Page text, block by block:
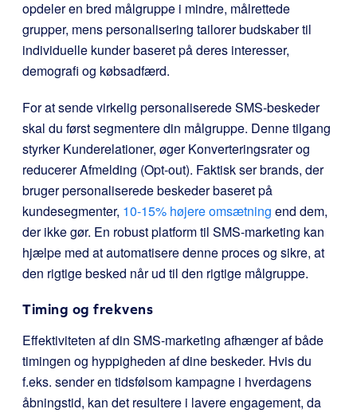
opdeler en bred målgruppe i mindre, målrettede
grupper, mens personalisering tailorer budskaber til
individuelle kunder baseret på deres interesser,
demografi og købsadfærd.
For at sende virkelig personaliserede SMS-beskeder
skal du først segmentere din målgruppe. Denne tilgang
styrker Kunderelationer, øger Konverteringsrater og
reducerer Afmelding (Opt-out). Faktisk ser brands, der
bruger personaliserede beskeder baseret på
kundesegmenter, 10-15% højere omsætning end dem,
der ikke gør. En robust platform til SMS-marketing kan
hjælpe med at automatisere denne proces og sikre, at
den rigtige besked når ud til den rigtige målgruppe.
Timing og frekvens
Effektiviteten af din SMS-marketing afhænger af både
timingen og hyppigheden af dine beskeder. Hvis du
f.eks. sender en tidsfølsom kampagne i hverdagens
åbningstid, kan det resultere i lavere engagement, da